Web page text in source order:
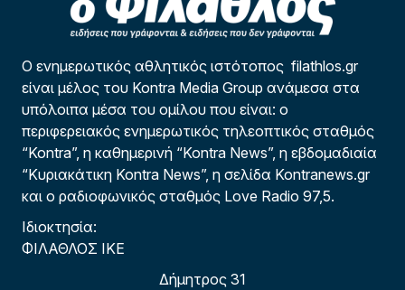
Ο ενημερωτικός αθλητικός ιστότοπος filathlos.gr
είναι μέλος του Kontra Media Group ανάμεσα στα
υπόλοιπα μέσα του ομίλου που είναι: ο
περιφερειακός ενημερωτικός τηλεοπτικός σταθμός
“Kontra”, η καθημερινή “Kontra News”, η εβδομαδιαία
“Κυριακάτικη Kontra News”, η σελίδα Kontranews.gr
και ο ραδιοφωνικός σταθμός Love Radio 97,5.
Ιδιοκτησία:
ΦΙΛΑΘΛΟΣ ΙΚΕ
Δήμητρος 31